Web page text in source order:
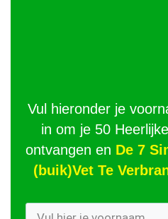
Vul hieronder je
in om je 50
ontvangen en De 7
(buik)Vet Te